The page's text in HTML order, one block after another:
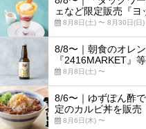
ェなど限定販売『ヨ
8月8日(土) 〜 8月30日(日)
8/8〜｜朝食のオレ
『2416MARKET』
8月8日(土) 〜
8/6〜｜ゆずぽん酢
定のカルビ丼を販売
8月6日(木) 〜